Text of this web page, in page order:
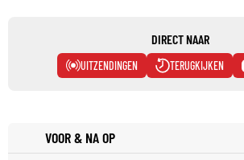
DIRECT NAAR
UITZENDINGEN TERUGKIJKEN
VOOR & NA OP